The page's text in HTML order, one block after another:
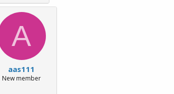
A
aas111
New member